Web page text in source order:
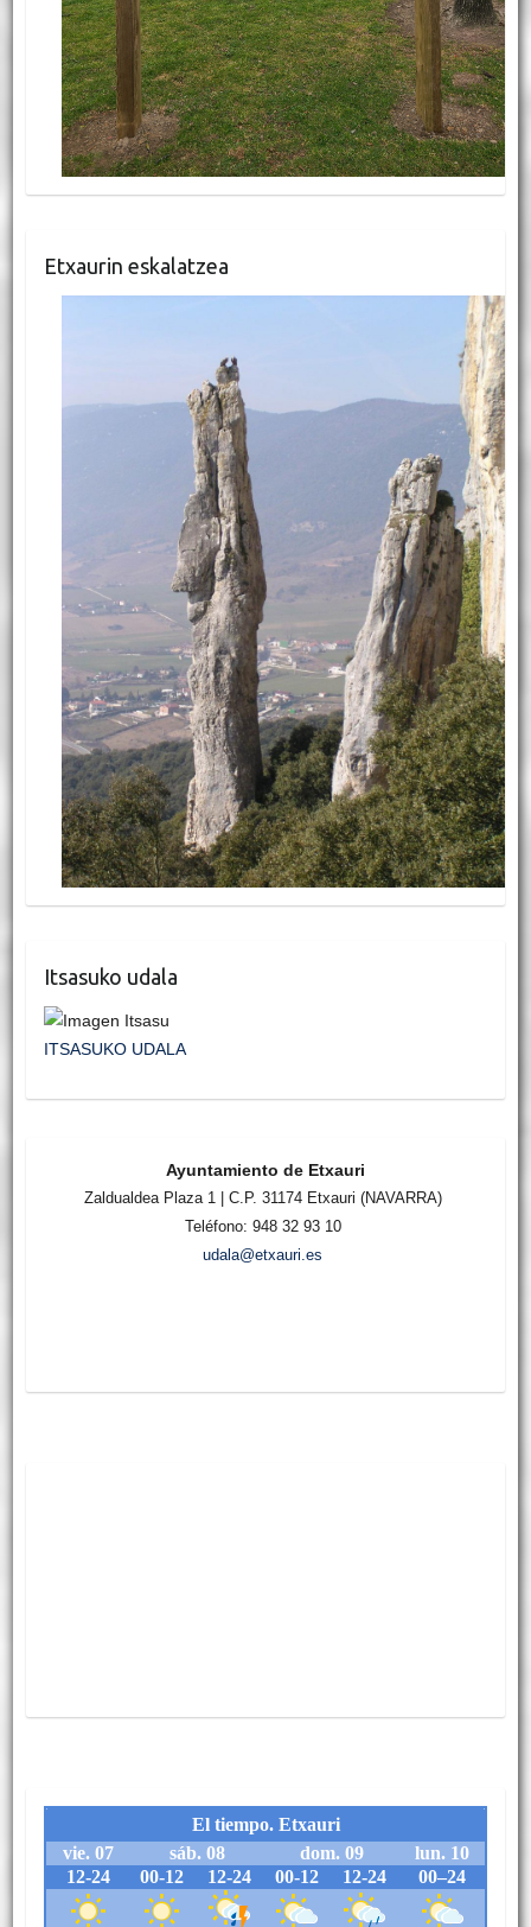
Etxaurin eskalatzea
Itsasuko udala
ITSASUKO UDALA
Ayuntamiento de Etxauri
Zaldualdea Plaza 1 | C.P. 31174 Etxauri (NAVARRA)
Teléfono: 948 32 93 10
udala@etxauri.es